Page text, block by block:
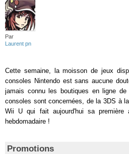
Par
Laurent pn
Cette semaine, la moisson de jeux
consoles Nintendo est sans aucune
jamais connu les boutiques en ligne
consoles sont concernées, de la 3DS à
Wii U qui fait aujourd'hui sa première
hebdomadaire !
Promotions